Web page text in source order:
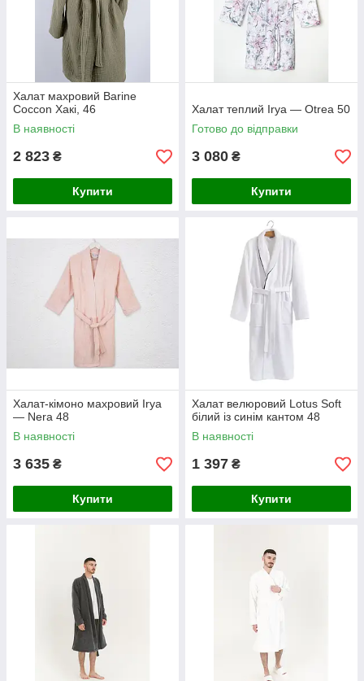
Халат махровий Barine
Coccon Хакі, 46
В наявності
2 823 ₴
Купити
Халат теплий Irya — Otrea 50
Готово до відправки
3 080 ₴
Купити
Халат-кімоно махровий Irya
— Nera 48
В наявності
3 635 ₴
Купити
Халат велюровий Lotus Soft
білий із синім кантом 48
В наявності
1 397 ₴
Купити